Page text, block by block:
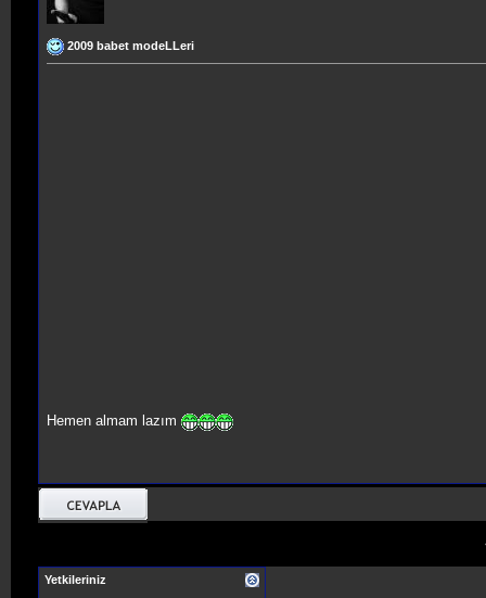
2009 babet modeLLeri
Hemen almam lazım
Yetkileriniz